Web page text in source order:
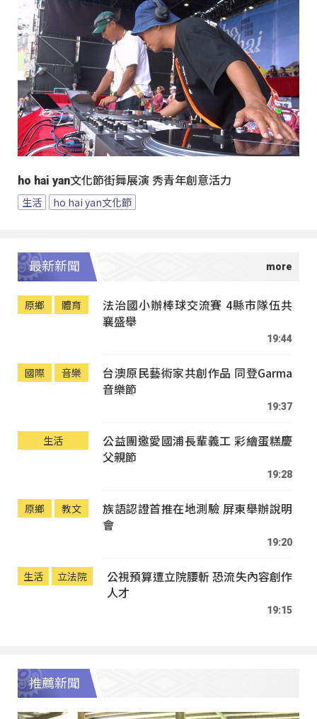
ho hai yan文化節街舞展演 秀青年創意活力
生活 ho hai yan文化節
最新新聞
原鄉 體育
法治國小辦棒球交流賽 4縣市隊伍共
襄盛舉
19:44
國際 音樂
台澳原民藝術家共創作品 同登Garma
音樂節
19:37
生活
公益團邀愛國浦長輩義工 彩繪蛋糕慶
父親節
19:28
原鄉 教文
族語認證首推在地測驗 屏東舉辦說明
會
19:20
生活 立法院
公視預算遭立院腰斬 恐流失內容創作
人才
19:15
推薦新聞